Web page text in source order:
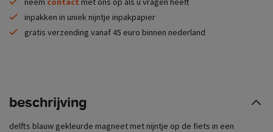
inpakken in uniek nijntje inpakpapier
gratis verzending vanaf 45 euro binnen nederland
beschrijving
delfts blauw gekleurde magneet met nijntje op de fiets in een